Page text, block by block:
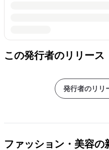
この発行者のリリース
発行者のリリ
ファッション・美容の